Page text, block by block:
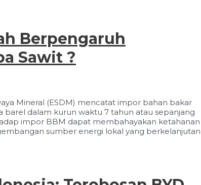
Berpengaruh
Sawit ?
Mineral (ESDM) mencatat impor bahan bakar
barel dalam kurun waktu 7 tahun atau sepanjang
impor BBM dapat membahayakan ketahanan
sumber energi lokal yang berkelanjutan